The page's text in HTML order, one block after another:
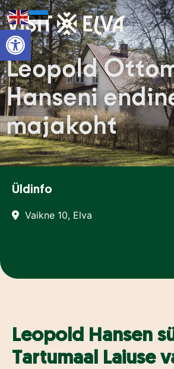
Open toolbar
Leopold
Hanseni
majakoht
Üldinfo
Vaikne 10, Elva
Leopold Hansen
Tartumaal Laiuse